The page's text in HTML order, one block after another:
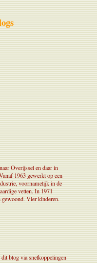
Overijssel en daar in
1963 gewerkt op een
voornamelijk in de
vetten. In 1971
Vier kinderen.
blog via snelkoppelingen